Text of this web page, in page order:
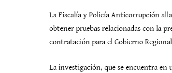
La Fiscalía y Policía Anticorrupción
obtener pruebas relacionadas con la
contratación para el Gobierno
La investigación, que se encuentra en